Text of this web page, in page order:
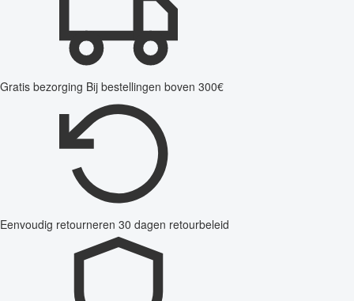
Gratis bezorging Bij bestellingen boven 300€
Eenvoudig retourneren 30 dagen retourbeleid